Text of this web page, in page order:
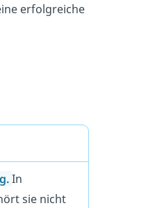
erfolgreiche
In
sie nicht